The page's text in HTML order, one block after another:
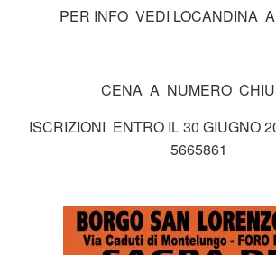
PER INFO VEDI LOCANDINA
CENA A NUMERO
ISCRIZIONI ENTRO IL 30 GIUGNO
5665861